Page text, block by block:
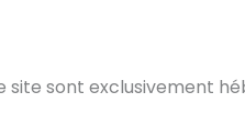
sont exclusivement